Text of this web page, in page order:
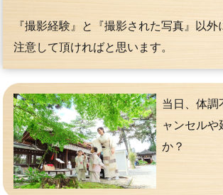
『撮影経験』と『撮影された写真』以外
注意して頂ければと思います。
当日、体調
ャンセルや
か？